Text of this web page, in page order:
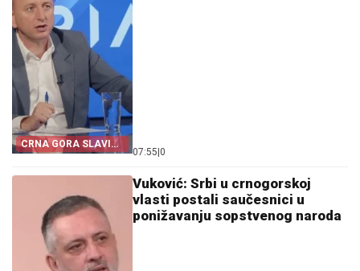
CRNA GORA SLAVI
„OLUJU“
07:55 0
Vuković: Srbi u crnogorskoj
vlasti postali saučesnici u
ponižavanju sopstvenog naroda